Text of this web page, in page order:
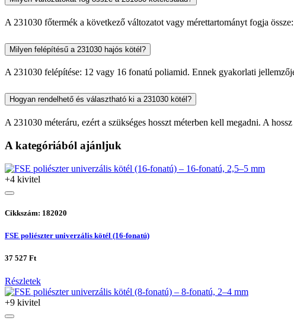
A 231030 főtermék a következő változatot vagy mérettartományt fogja
Milyen felépítésű a 231030 hajós kötél?
A 231030 felépítése: 12 vagy 16 fonatú poliamid. Ennek gyakorlati
Hogyan rendelhető és választható ki a 231030 kötél?
A 231030 méteráru, ezért a szükséges hosszt méterben kell megadni. A
A kategóriából ajánljuk
+4 kivitel
Cikkszám: 182020
FSE poliészter univerzális kötél (16-fonatú)
37 527 Ft
Részletek
+9 kivitel